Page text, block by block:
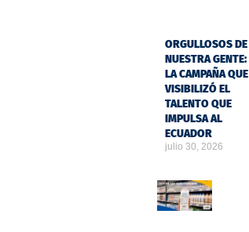
ORGULLOSOS DE
NUESTRA GENTE:
LA CAMPAÑA QUE
VISIBILIZÓ EL
TALENTO QUE
IMPULSA AL
ECUADOR
julio 30, 2026